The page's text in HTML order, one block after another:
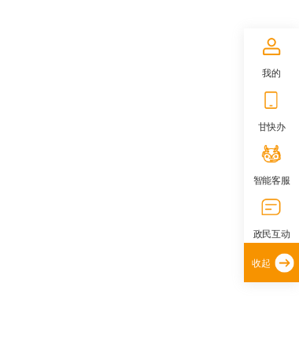
我的
甘快办
智能客服
政民互动
收起